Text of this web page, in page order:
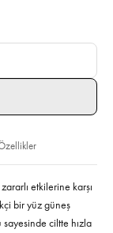
etkilerine karşı
bir yüz güneş
ciltte hızla